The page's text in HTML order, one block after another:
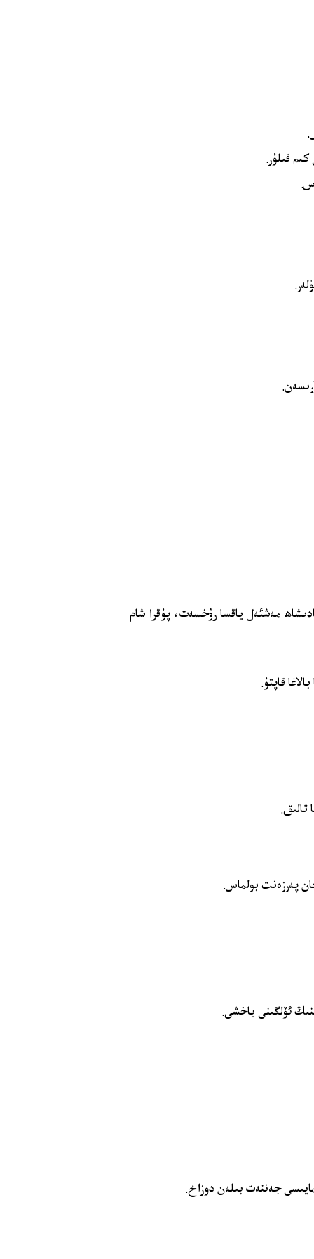
قىلۇر.
مەشئەل ياقسا رۇخسەت، پۇقرا شام
قاپتۇ.
تالىق.
پەرزەنت بولماس.
ئۆلگىنى ياخشى.
جەننەت بىلەن دوزاخ.